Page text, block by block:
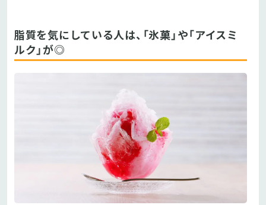
脂質を気にしている人は、「氷菓」や「アイスミ
ルク」が◎